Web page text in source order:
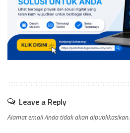
Leave a Reply
Alamat email Anda tidak akan dipublikasikan.